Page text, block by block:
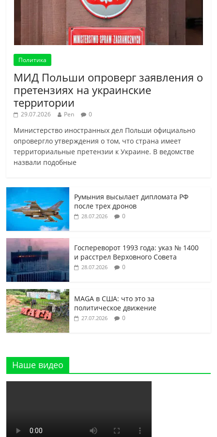
Политика
МИД Польши опроверг заявления о
претензиях на украинские
территории
29.07.2026 Pen 0
Министерство иностранных дел Польши официально
опровергло утверждения о том, что страна имеет
территориальные претензии к Украине. В ведомстве
назвали подобные
Румыния высылает дипломата РФ
после трех дронов
28.07.2026 0
Госпереворот 1993 года: указ № 1400
и расстрел Верховного Совета
28.07.2026 0
MAGA в США: что это за
политическое движение
27.07.2026 0
Наше видео